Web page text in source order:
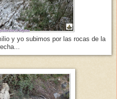
y yo subimos por las rocas de la